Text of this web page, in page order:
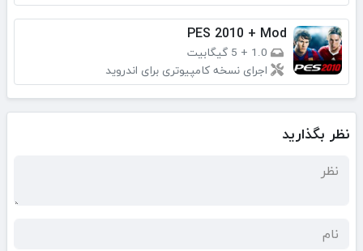
PES 2010 + Mod
1.0
+ 5 گیگابیت
اجرای نسخه کامپیوتری برای اندروید
نظر بگذارید